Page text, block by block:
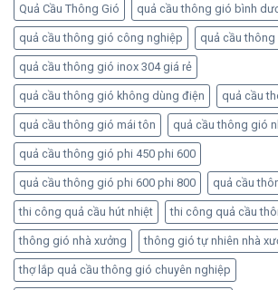
Quả Cầu Thông Gió quả cầu thông gió bình
quả cầu thông gió công nghiệp quả cầu
quả cầu thông gió inox 304 giá rẻ
quả cầu thông gió không dùng điện quả cầu
quả cầu thông gió mái tôn quả cầu thông gió
quả cầu thông gió phi 450 phi 600
quả cầu thông gió phi 600 phi 800 quả cầu
thi công quả cầu hút nhiệt thi công quả cầu
thông gió nhà xưởng thông gió tự nhiên nhà
thợ lắp quả cầu thông gió chuyên nghiệp